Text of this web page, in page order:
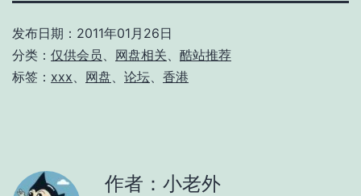
发布日期： 2011年01月26日
分类： 仅供会员 网盘相关
酷站推荐
标签： xxx 网盘 论坛 香港
作者：小老外